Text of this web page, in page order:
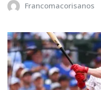
Francomacorisanos